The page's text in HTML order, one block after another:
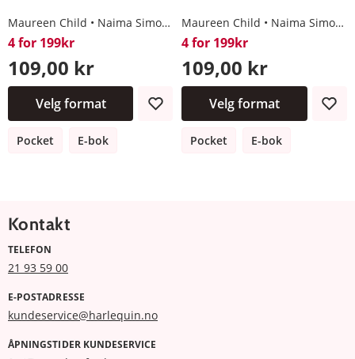
Maureen Child Naima Simone
4 for 199kr
109,00 kr
Velg format
Pocket E-bok
Maureen Child Naima Simone
4 for 199kr
109,00 kr
Velg format
Pocket E-bok
Kontakt
TELEFON
21 93 59 00
E-POSTADRESSE
kundeservice@harlequin.no
ÅPNINGSTIDER KUNDESERVICE